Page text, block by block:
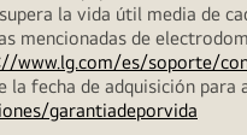
la vida útil media de
mencionadas de
www.lg.com/es/soporte/
fecha de adquisición
garantiadeporvida